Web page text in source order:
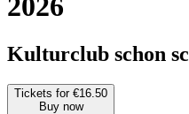
2026
Kulturclub schon
Tickets for €16.50
Buy now